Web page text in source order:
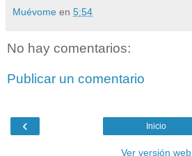
Muévome en 5:54
No hay comentarios:
Publicar un comentario
‹ Inicio
Ver versión web